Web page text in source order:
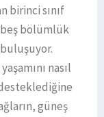
birinci sınıf
bölümlük
nasıl
güneş